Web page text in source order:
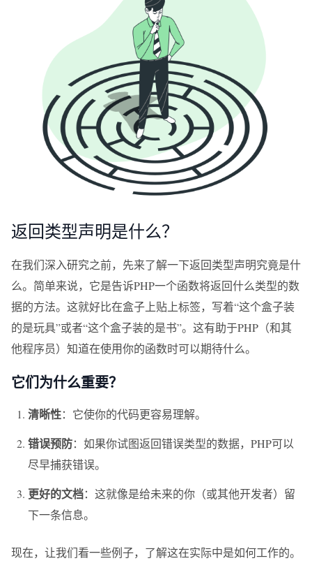
返回类型声明是什么？
在我们深入研究之前，先来了解一下返回类型声明究竟是什
么。简单来说，它是告诉PHP一个函数将返回什么类型的数
据的方法。这就好比在盒子上贴上标签，写着“这个盒子装
的是玩具”或者“这个盒子装的是书”。这有助于PHP（和其
他程序员）知道在使用你的函数时可以期待什么。
它们为什么重要？
清晰性：它使你的代码更容易理解。
错误预防：如果你试图返回错误类型的数据，PHP可以
尽早捕获错误。
更好的文档：这就像是给未来的你（或其他开发者）留
下一条信息。
现在，让我们看一些例子，了解这在实际中是如何工作的。